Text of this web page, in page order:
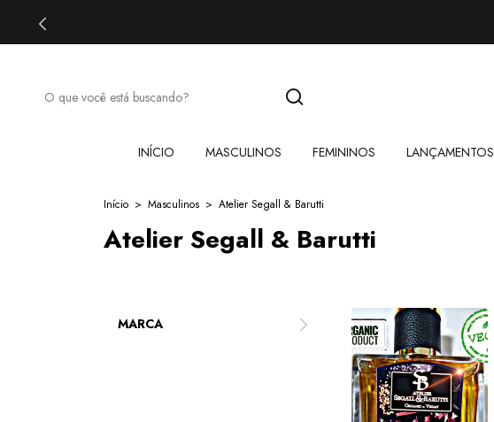
INÍCIO MASCULINOS FEMININOS LANÇAMENTOS
Início > Masculinos > Atelier Segall & Barutti
Atelier Segall & Barutti
MARCA